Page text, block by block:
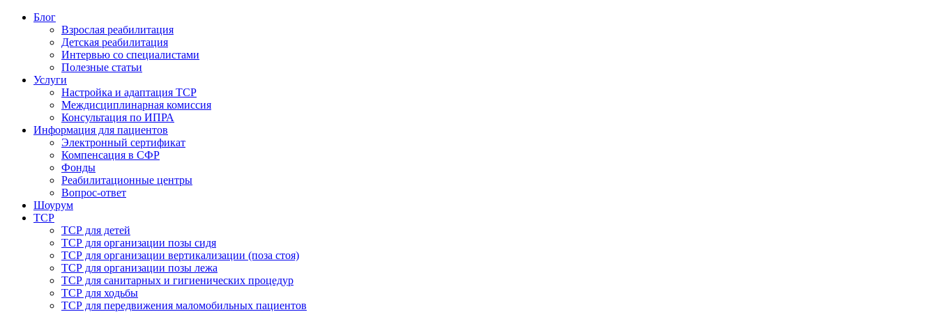
Блог
Взрослая реабилитация
Детская реабилитация
Интервью со специалистами
Полезные статьи
Услуги
Настройка и адаптация ТСР
Междисциплинарная комиссия
Консультация по ИПРА
Информация для пациентов
Электронный сертификат
Компенсация в СФР
Фонды
Реабилитационные центры
Вопрос-ответ
Шоурум
ТСР
ТСР для детей
ТСР для организации позы сидя
ТСР для организации вертикализации (поза стоя)
ТСР для организации позы лежа
ТСР для санитарных и гигиенических процедур
ТСР для ходьбы
ТСР для передвижения маломобильных пациентов